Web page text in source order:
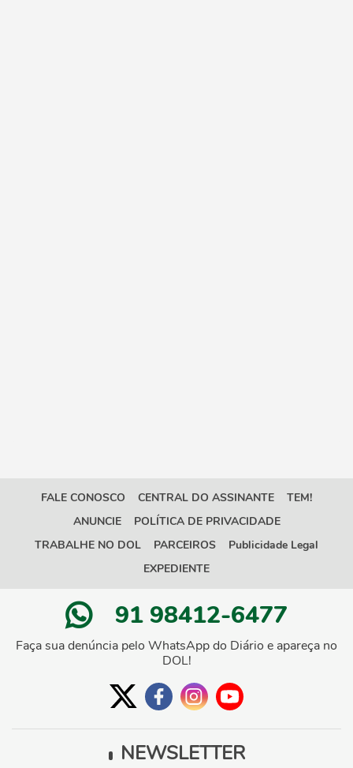
FALE CONOSCO CENTRAL DO ASSINANTE
TEM!
ANUNCIE
POLÍTICA DE PRIVACIDADE
TRABALHE NO DOL
PARCEIROS
Publicidade Legal
EXPEDIENTE
91 98412-6477
Faça sua denúncia pelo WhatsApp do Diário e apareça no
DOL!
NEWSLETTER